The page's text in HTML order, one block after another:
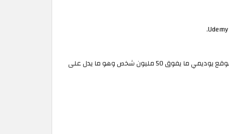
تقدم لك يوديمي أكثر من 150 ألف كورس في جميع المجالات لتختار منها يناسبك باللغة التي تتحدثها. بلغ عدد المسجلين في كورسات موقع يوديمي ما يفوق 50 مليون شخص وهو ما يدل على